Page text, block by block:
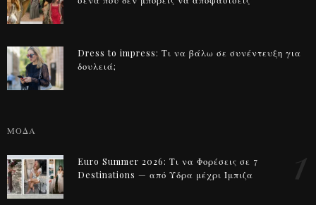
Dress to impress: Τι να βάλω σε συνέντευξη για
δουλειά;
ΜΟΔΑ
Euro Summer 2026: Τι να Φορέσεις σε 7
Destinations — από Ύδρα μέχρι Ίμπιζα
1